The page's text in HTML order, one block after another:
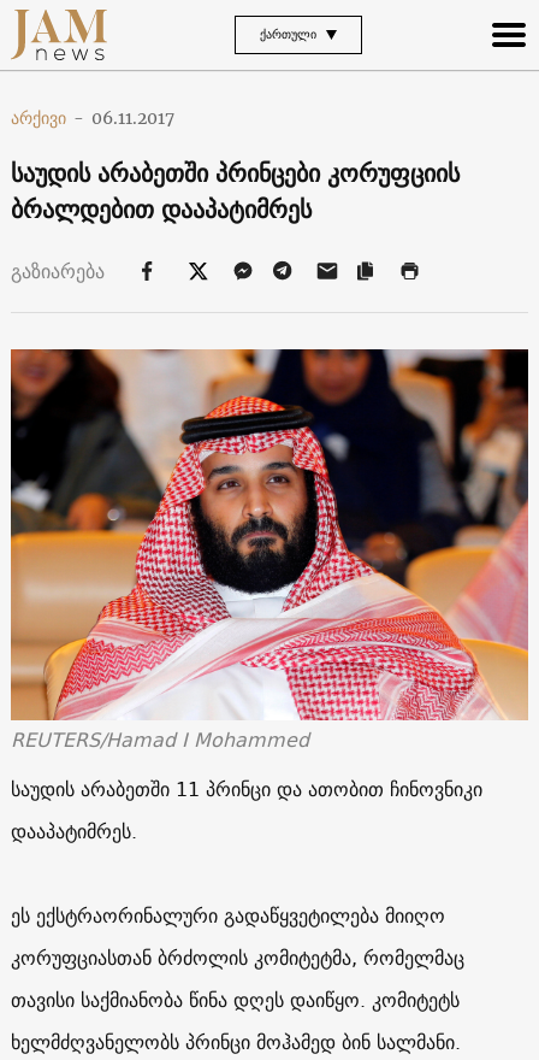
ᲥᲐᲠᲗᲣᲚᲘ
არქივი - 06.11.2017
საუდის არაბეთში პრინცები კორუფციის
ბრალდებით დააპატიმრეს
გაზიარება
REUTERS/Hamad I Mohammed
საუდის არაბეთში 11 პრინცი და ათობით ჩინოვნიკი
დააპატიმრეს.
ეს ექსტრაორინალური გადაწყვეტილება მიიღო
კორუფციასთან ბრძოლის კომიტეტმა, რომელმაც
თავისი საქმიანობა წინა დღეს დაიწყო. კომიტეტს
ხელმძღვანელობს პრინცი მოჰამედ ბინ სალმანი.